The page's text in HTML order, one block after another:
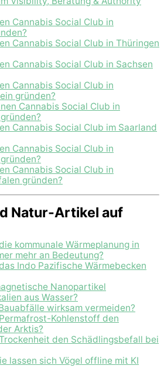
Cannabis Social Club in
Cannabis Social Club in Thüringen
Cannabis Social Club in Sachsen
Cannabis Social Club in
gründen?
Cannabis Social Club in
Cannabis Social Club im Saarland
Cannabis Social Club in
Cannabis Social Club in
gründen?
Natur-Artikel auf
kommunale Wärmeplanung in
mehr an Bedeutung?
Indo Pazifische Wärmebecken
Nanopartikel
aus Wasser?
wirksam vermeiden?
Kohlenstoff den
Arktis?
den Schädlingsbefall bei
lassen sich Vögel offline mit KI